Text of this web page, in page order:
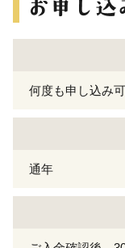
何度も申し込み可
通年